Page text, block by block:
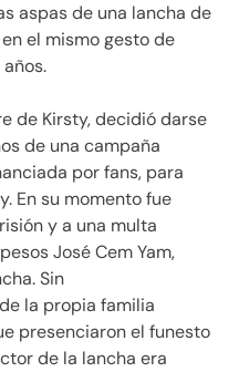
aspas de una lancha de
el mismo gesto de
de Kirsty, decidió darse
de una campaña
por fans, para
En su momento fue
y a una multa
José Cem Yam,
Sin
la propia familia
presenciaron el funesto
de la lancha era